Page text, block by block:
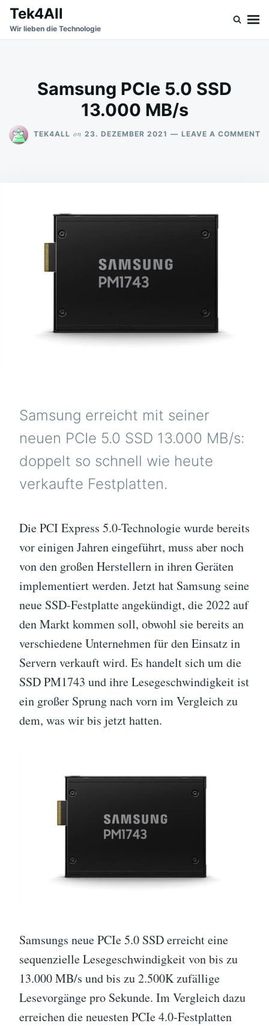
SkipSearch
for:
Tek4All
Wir lieben die Technologie
Samsung PCIe 5.0 SSD
13.000 MB/s
TEK4ALL on 23. DEZEMBER 2021 LEAVE A COMMENT
Samsung erreicht mit seiner
neuen PCIe 5.0 SSD 13.000 MB/s:
doppelt so schnell wie heute
verkaufte Festplatten.
Die PCI Express 5.0-Technologie wurde bereits
vor einigen Jahren eingeführt, muss aber noch
von den großen Herstellern in ihren Geräten
implementiert werden. Jetzt hat Samsung seine
neue SSD-Festplatte angekündigt, die 2022 auf
den Markt kommen soll, obwohl sie bereits an
verschiedene Unternehmen für den Einsatz in
Servern verkauft wird. Es handelt sich um die
SSD PM1743 und ihre Lesegeschwindigkeit ist
ein großer Sprung nach vorn im Vergleich zu
dem, was wir bis jetzt hatten.
Samsungs neue PCIe 5.0 SSD erreicht eine
sequenzielle Lesegeschwindigkeit von bis zu
13.000 MB/s und bis zu 2.500K zufällige
Lesevorgänge pro Sekunde. Im Vergleich dazu
erreichen die neuesten PCIe 4.0-Festplatten